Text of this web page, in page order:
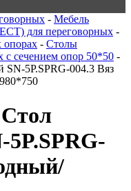
- Мебель
для переговорных -
опорах - Столы
с сечением опор 50*50 -
5P.SPRG-004.3 Вяз
5P.SPRG-